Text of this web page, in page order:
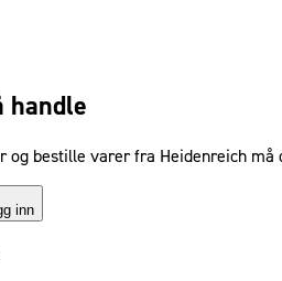
handle
og bestille varer fra Heidenreich
inn